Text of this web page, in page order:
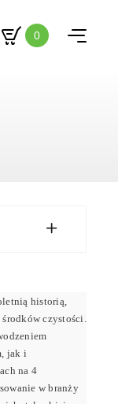
0
historią,
czystości.
jak i
na 4
w branży